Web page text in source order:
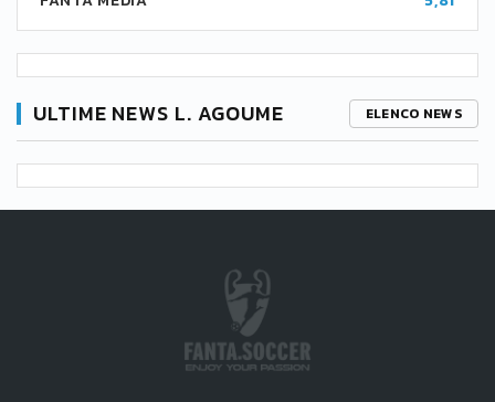
ULTIME NEWS L. AGOUME ELENCO NEWS